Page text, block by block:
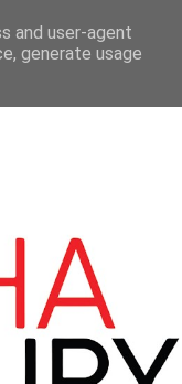
and user-agent
generate usage